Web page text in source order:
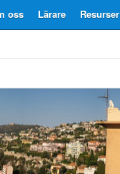
Resurser
Lärare
oss